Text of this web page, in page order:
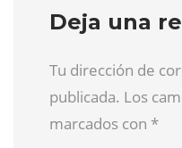
Deja una
Tu dirección de
publicada. Los
marcados con *